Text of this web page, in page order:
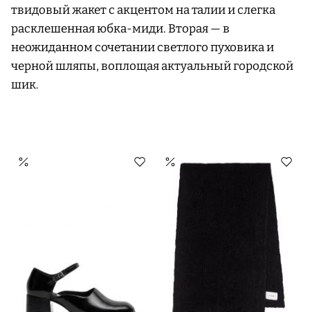
твидовый жакет с акцентом на талии и слегка
расклешенная юбка-миди. Вторая — в
неожиданном сочетании светлого пуховика и
черной шляпы, воплощая актуальный городской
шик.